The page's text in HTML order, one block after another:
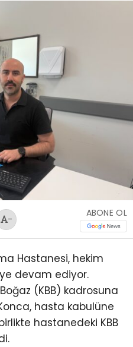
-
ABONE OL
Hastanesi, hekim
devam ediyor.
(KBB) kadrosuna
hasta kabulüne
hastanedeki KBB